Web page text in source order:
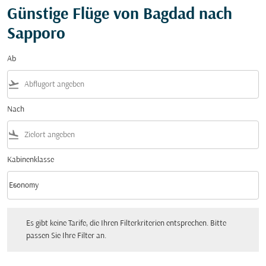
Günstige Flüge von Bagdad nach
Sapporo
Ab
flight_takeoff
Nach
flight_land
Kabinenklasse
Kabinenklasse option Economy Selected
Economy
keyboard_arrow_down
Es gibt keine Tarife, die Ihren Filterkriterien entsprechen. Bitte
passen Sie Ihre Filter an.